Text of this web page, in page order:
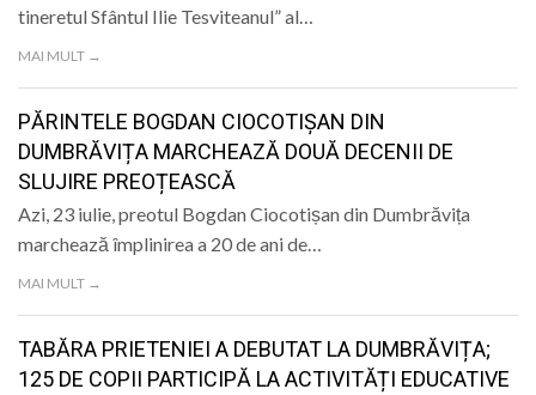
SPECIAL
POLITIC
LIFE
tineretul Sfântul Ilie Tesviteanul” al…
MAI MULT →
PĂRINTELE BOGDAN CIOCOTIȘAN DIN
DUMBRĂVIȚA MARCHEAZĂ DOUĂ DECENII DE
SLUJIRE PREOȚEASCĂ
Azi, 23 iulie, preotul Bogdan Ciocotișan din Dumbrăvița
marchează împlinirea a 20 de ani de…
MAI MULT →
TABĂRA PRIETENIEI A DEBUTAT LA DUMBRĂVIȚA;
125 DE COPII PARTICIPĂ LA ACTIVITĂȚI EDUCATIVE